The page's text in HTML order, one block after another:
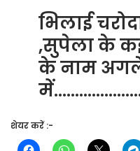
भिलाई
,सुपेला के
के नाम
शेयर करें :-